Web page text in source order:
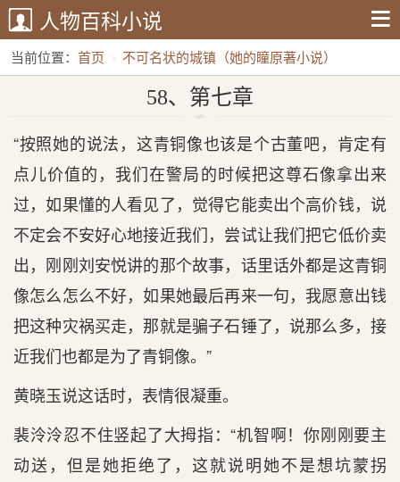
人物百科小说
当前位置： 首页
不可名状的城镇（她的瞳原著小说）
58、第七章
“按照她的说法，这青铜像也该是个古董吧，肯定有
点儿价值的，我们在警局的时候把这尊石像拿出来
过，如果懂的人看见了，觉得它能卖出个高价钱，说
不定会不安好心地接近我们，尝试让我们把它低价卖
出，刚刚刘安悦讲的那个故事，话里话外都是这青铜
像怎么怎么不好，如果她最后再来一句，我愿意出钱
把这种灾祸买走，那就是骗子石锤了，说那么多，接
近我们也都是为了青铜像。”
黄晓玉说这话时，表情很凝重。
裴泠泠忍不住竖起了大拇指：“机智啊！你刚刚要主
动送，但是她拒绝了，这就说明她不是想坑蒙拐